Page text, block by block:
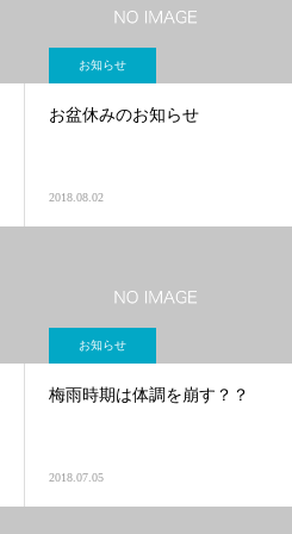
お知らせ
お盆休みのお知らせ
2018.08.02
お知らせ
梅雨時期は体調を崩す？？
2018.07.05